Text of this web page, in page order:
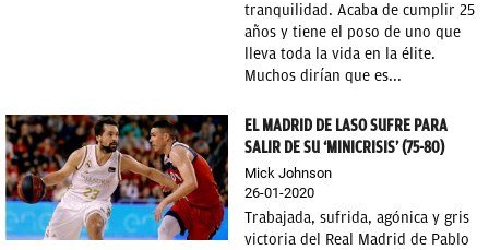
tranquilidad. Acaba de cumplir 25
años y tiene el poso de uno que
lleva toda la vida en la élite.
Muchos dirían que es...
EL MADRID DE LASO SUFRE PARA
SALIR DE SU ‘MINICRISIS’ (75-80)
Mick Johnson
26-01-2020
Trabajada, sufrida, agónica y gris
victoria del Real Madrid de Pablo